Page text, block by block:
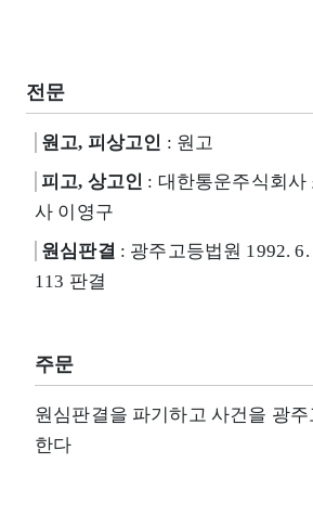
전문
원고, 피상고인 : 원고
피고, 상고인 : 대한통운주식회사
사 이영구
원심판결 : 광주고등법원 1992.
113 판결
주문
원심판결을 파기하고 사건을 광
한다